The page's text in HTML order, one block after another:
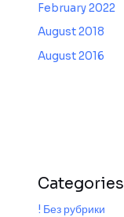
February 2022
August 2018
August 2016
Categories
! Без рубрики